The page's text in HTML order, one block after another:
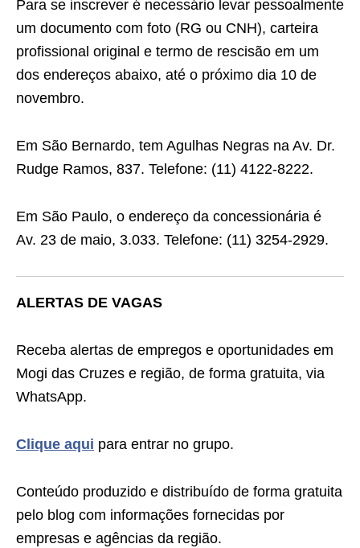
Para se inscrever é necessário levar pessoalmente
um documento com foto (RG ou CNH), carteira
profissional original e termo de rescisão em um
dos endereços abaixo, até o próximo dia 10 de
novembro.
Em São Bernardo, tem Agulhas Negras na Av. Dr.
Rudge Ramos, 837. Telefone: (11) 4122-8222.
Em São Paulo, o endereço da concessionária é
Av. 23 de maio, 3.033. Telefone: (11) 3254-2929.
ALERTAS DE VAGAS
Receba alertas de empregos e oportunidades em
Mogi das Cruzes e região, de forma gratuita, via
WhatsApp.
Clique aqui para entrar no grupo.
Conteúdo produzido e distribuído de forma gratuita
pelo blog com informações fornecidas por
empresas e agências da região.